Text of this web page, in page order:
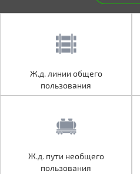
Ж.д. линии общего
пользования
Ж.д. пути необщего
пользования
Ж.д. линии общего
пользования
Ж.д. пути необщего
пользования